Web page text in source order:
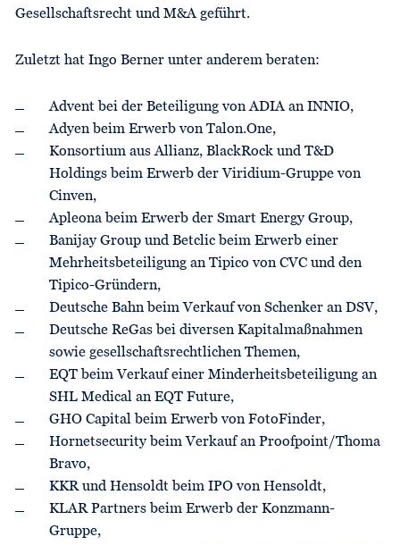
Gesellschaftsrecht und M&A geführt.
Zuletzt hat Ingo Berner unter anderem beraten:
Advent bei der Beteiligung von ADIA an INNIO,
Adyen beim Erwerb von Talon.One,
Konsortium aus Allianz, BlackRock und T&D
Holdings beim Erwerb der Viridium-Gruppe von
Cinven,
Apleona beim Erwerb der Smart Energy Group,
Banijay Group und Betclic beim Erwerb einer
Mehrheitsbeteiligung an Tipico von CVC und den
Tipico-Gründern,
Deutsche Bahn beim Verkauf von Schenker an DSV,
Deutsche ReGas bei diversen Kapitalmaßnahmen
sowie gesellschaftsrechtlichen Themen,
EQT beim Verkauf einer Minderheitsbeteiligung an
SHL Medical an EQT Future,
GHO Capital beim Erwerb von FotoFinder,
Hornetsecurity beim Verkauf an Proofpoint/Thoma
Bravo,
KKR und Hensoldt beim IPO von Hensoldt,
KLAR Partners beim Erwerb der Konzmann-
Gruppe,